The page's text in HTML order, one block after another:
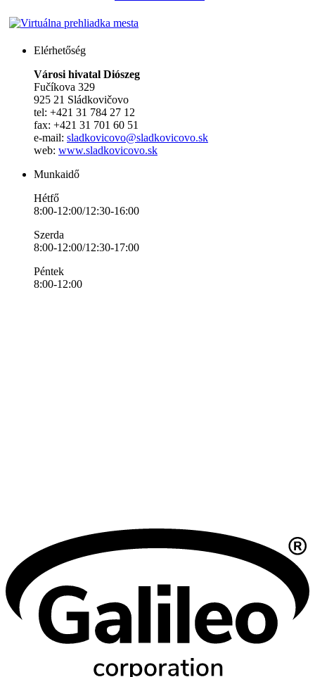
Elérhetőség
Városi hivatal Diószeg
Fučíkova 329
925 21 Sládkovičovo
tel: +421 31 784 27 12
fax: +421 31 701 60 51
e-mail: sladkovicovo@sladkovicovo.sk
web: www.sladkovicovo.sk
Munkaidő
Hétfő
8:00-12:00/12:30-16:00
Szerda
8:00-12:00/12:30-17:00
Péntek
8:00-12:00